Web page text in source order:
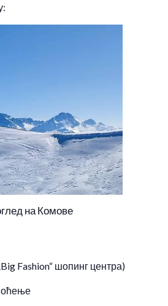
на Комове
Fashion“ шопинг центра)